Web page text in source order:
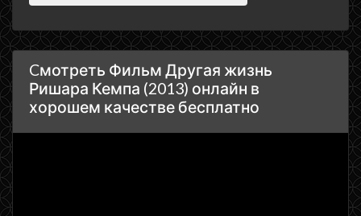
Cмотреть Фильм Другая жизнь
Ришара Кемпа (2013) онлайн в
хорошем качестве бесплатно